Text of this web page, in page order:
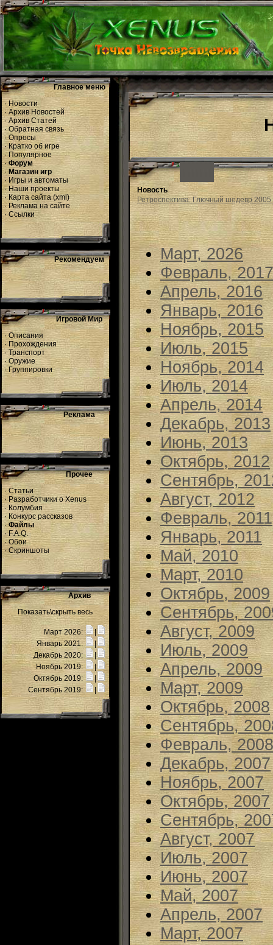
Главное меню
·Новости
·Архив Новостей
·Архив Статей
·Обратная связь
·Опросы
·Кратко об игре
· Популярное
· Форум
·Магазин игр
· Игры и автоматы
·Наши проекты
·Карта сайта(xml )
·Реклама на сайте
·Ссылки
Рекомендуем
Игровой Мир
·Описания
·Прохождения
·Транспорт
·Оружие
·Группировки
Реклама
Прочее
·Статьи
·Разработчики о Xenus
·Колумбия
·Конкурс рассказов
·Файлы
·F.A.Q.
· Обои
· Скриншоты
Архив
Показать\скрыть весь
Март 2026:
Январь 2021:
|
Декабрь 2020:
Ноябрь 2019:
Октябрь 2019:
Сентябрь 2019:
Новость
Ретроспектива: Глючный шедевр 2005
Март, 2026
Февраль, 2017
Апрель, 2016
Январь, 2016
Ноябрь, 2015
Июль, 2015
Ноябрь, 2014
Июль, 2014
Апрель, 2014
Декабрь, 2013
Июнь, 2013
Октябрь, 2012
Сентябрь,
Август, 2012
Февраль, 2011
Январь, 2011
Май, 2010
Март, 2010
Октябрь, 2009
Сентябрь,
Август, 2009
Июль, 2009
Апрель, 2009
Март, 2009
Октябрь, 2008
Сентябрь,
Февраль, 2008
Декабрь, 2007
Ноябрь, 2007
Октябрь, 2007
Сентябрь,
Август, 2007
Июль, 2007
Июнь, 2007
Май, 2007
Апрель, 2007
Март, 2007